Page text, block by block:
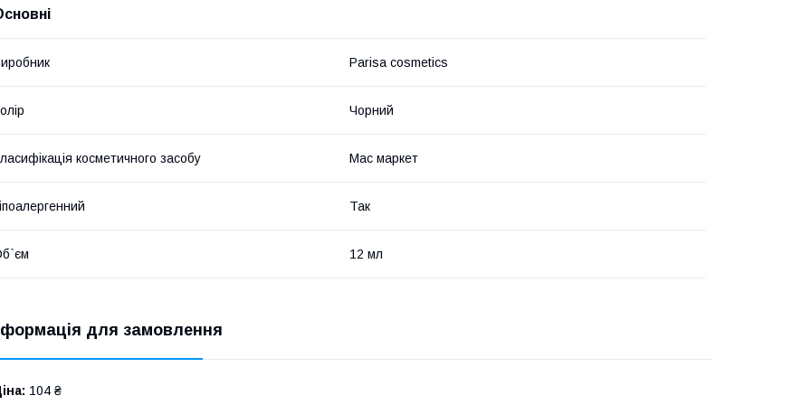
Parisa cosmetics
Чорний
косметичного засобу Мас маркет
Так
12 мл
для замовлення
104 ₴